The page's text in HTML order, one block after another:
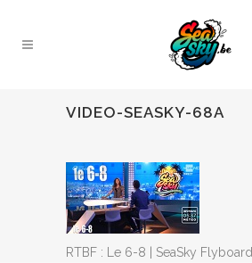
VIDEO-SEASKY-68A
RTBF : Le 6-8 | SeaSky Flyboard